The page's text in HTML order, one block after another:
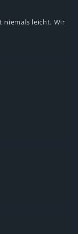
niemals leicht. Wir